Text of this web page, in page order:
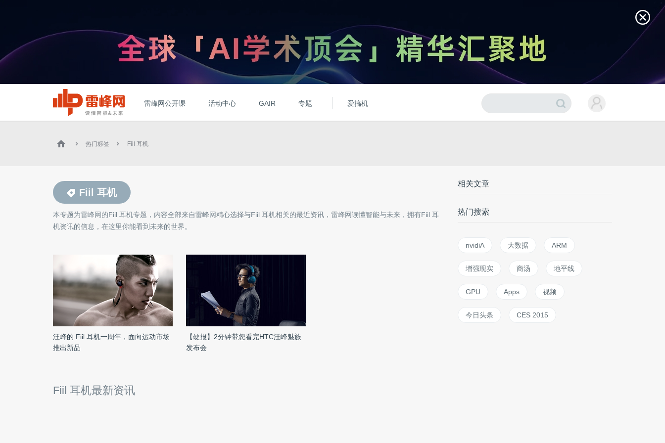
雷峰网公开课 活动中心 GAIR 专题 爱搞机
热门标签 Fiil 耳机
Fiil 耳机
本专题为雷峰网的Fiil 耳机专题，内容全部来自雷峰网精心选择与Fiil 耳机相关的最近资讯，雷峰网读懂智能与未来，拥有Fiil 耳
机资讯的信息，在这里你能看到未来的世界。
汪峰的 Fiil 耳机一周年，面向运动市场
推出新品
【硬报】2分钟带您看完HTC汪峰魅族
发布会
Fiil 耳机最新资讯
相关文章
热门搜索
nvidiA 大数据 ARM
增强现实 商汤 地平线
GPU Apps 视频
今日头条 CES 2015